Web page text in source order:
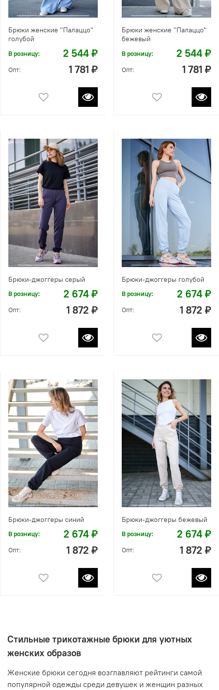
Брюки женские "Палаццо"
голубой
В розницу: 2 544 ₽
Опт: 1 781 ₽
Брюки женские "Палаццо"
бежевый
В розницу: 2 544 ₽
Опт: 1 781 ₽
Брюки-джоггеры серый
В розницу: 2 674 ₽
Опт: 1 872 ₽
Брюки-джоггеры голубой
В розницу: 2 674 ₽
Опт: 1 872 ₽
Брюки-джоггеры синий
В розницу: 2 674 ₽
Опт: 1 872 ₽
Брюки-джоггеры бежевый
В розницу: 2 674 ₽
Опт: 1 872 ₽
Стильные трикотажные брюки для уютных
женских образов
Женские брюки сегодня возглавляют рейтинги самой
популярной одежды среди девушек и женщин разных